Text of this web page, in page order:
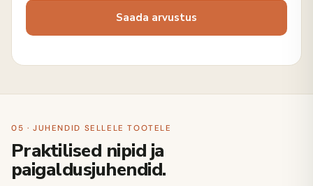
05 · JUHENDID SELLELE TOOTELE
Praktilised nipid ja
paigaldusjuhendid.